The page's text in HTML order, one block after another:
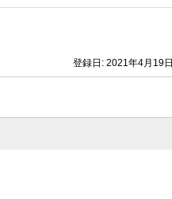
登録日: 2021年4月19日